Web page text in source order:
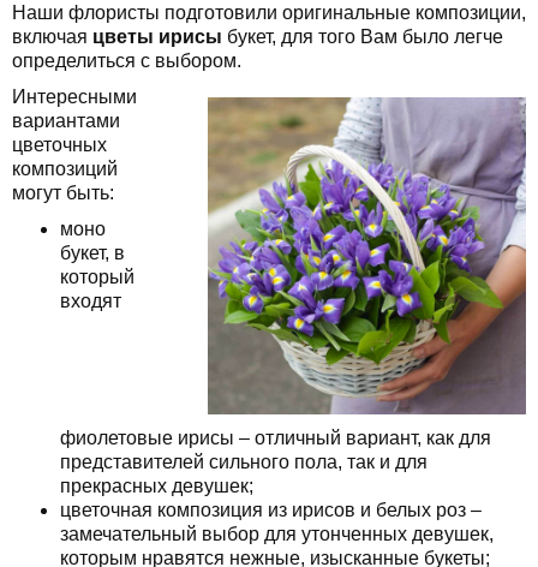
Наши флористы подготовили оригинальные композиции,
включая цветы ирисы букет, для того Вам было легче
определиться с выбором.
Интересными
вариантами
цветочных
композиций
могут быть:
моно
букет, в
который
входят
фиолетовые ирисы – отличный вариант, как для
представителей сильного пола, так и для
прекрасных девушек;
цветочная композиция из ирисов и белых роз –
замечательный выбор для утонченных девушек,
которым нравятся нежные, изысканные букеты;